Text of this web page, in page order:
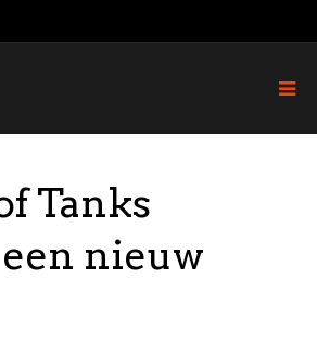
Tanks
nieuw